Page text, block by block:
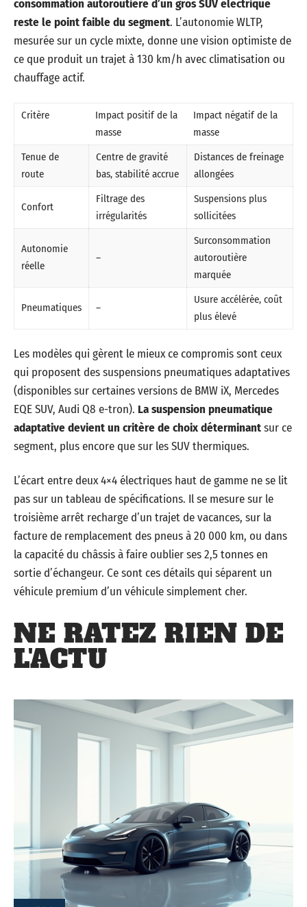
consommation autoroutière d’un gros SUV électrique
reste le point faible du segment. L’autonomie WLTP,
mesurée sur un cycle mixte, donne une vision optimiste de
ce que produit un trajet à 130 km/h avec climatisation ou
chauffage actif.
Critère
Impact positif de la
masse
Impact négatif de la
masse
Tenue de
route
Centre de gravité
bas, stabilité accrue
Distances de freinage
allongées
Confort
Filtrage des
irrégularités
Suspensions plus
sollicitées
Autonomie
réelle
–
Surconsommation
autoroutière
marquée
Pneumatiques –
Usure accélérée, coût
plus élevé
Les modèles qui gèrent le mieux ce compromis sont ceux
qui proposent des suspensions pneumatiques adaptatives
(disponibles sur certaines versions de BMW iX, Mercedes
EQE SUV, Audi Q8 e-tron). La suspension pneumatique
adaptative devient un critère de choix déterminantsur ce
segment, plus encore que sur les SUV thermiques.
L’écart entre deux 4×4 électriques haut de gamme ne se lit
pas sur un tableau de spécifications. Il se mesure sur le
troisième arrêt recharge d’un trajet de vacances, sur la
facture de remplacement des pneus à 20 000 km, ou dans
la capacité du châssis à faire oublier ses 2,5 tonnes en
sortie d’échangeur. Ce sont ces détails qui séparent un
véhicule premium d’un véhicule simplement cher.
NE RATEZ RIEN DE
L'ACTU